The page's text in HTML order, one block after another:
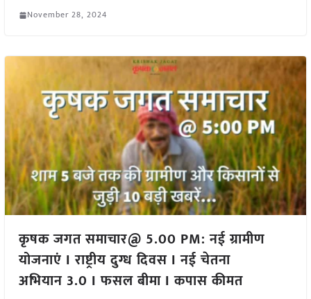
November 28, 2024
कृषक जगत समाचार@ 5.00 PM: नई ग्रामीण
योजनाएं I राष्ट्रीय दुग्ध दिवस I नई चेतना
अभियान 3.0 I फसल बीमा I कपास कीमत